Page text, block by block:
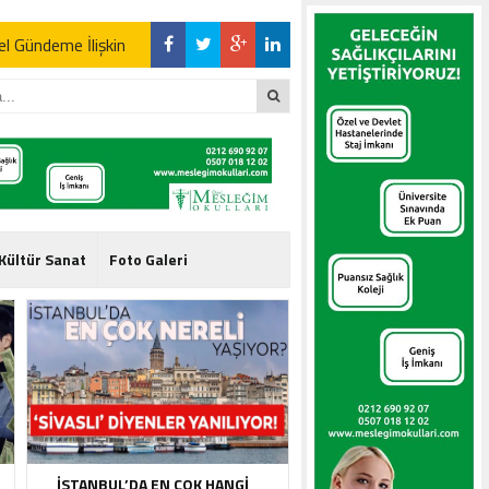
Gündeme İlişkin
İlişkin
İlişkin
Kültür Sanat Foto Galeri
İSTANBUL’DA EN ÇOK HANGI